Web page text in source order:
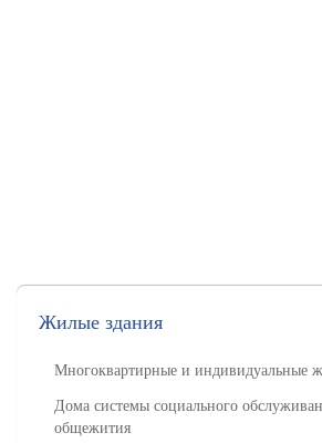
Жилые здания
Многоквартирные и индивидуальные
Дома системы социального
общежития